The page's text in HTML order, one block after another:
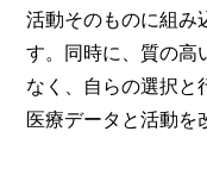
活動そのものに組み
す。同時に、質の高
なく、自らの選択と
医療データと活動を